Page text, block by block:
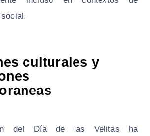
culturales y
del Día de las Velitas ha